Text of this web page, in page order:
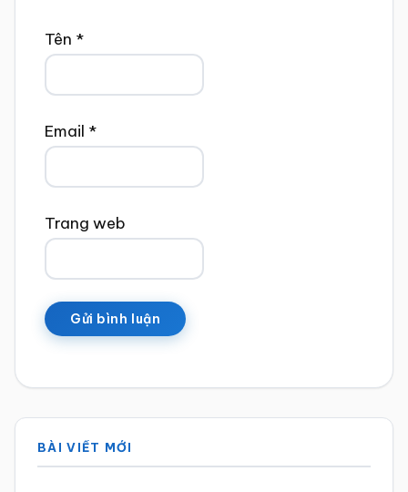
Tên *
Email *
Trang web
Sidebar
chính
BÀI VIẾT MỚI